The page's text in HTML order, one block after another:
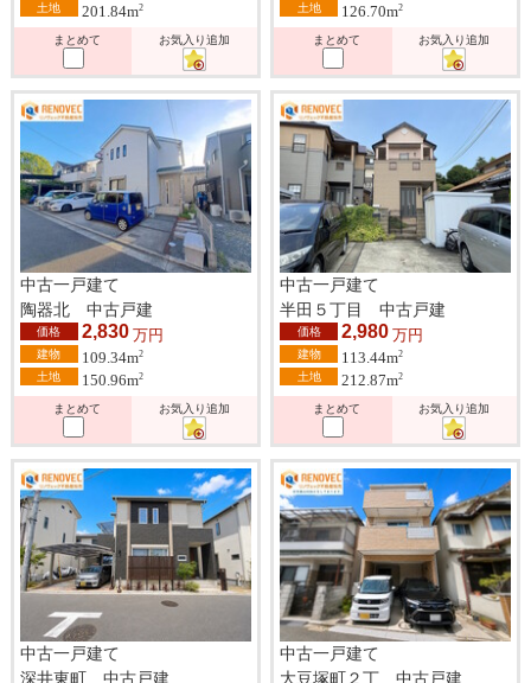
土地 201.84m2
まとめて お気入り追加
土地 126.70m2
まとめて お気入り追加
中古一戸建て
陶器北 中古戸建
価格 2,830 万円
建物 109.34m2
土地 150.96m2
まとめて お気入り追加
中古一戸建て
半田５丁目 中古戸建
価格 2,980 万円
建物 113.44m2
土地 212.87m2
まとめて お気入り追加
中古一戸建て
深井東町 中古戸建
中古一戸建て
大豆塚町２丁 中古戸建